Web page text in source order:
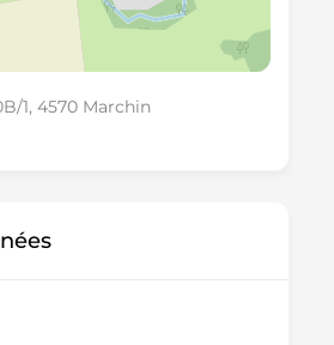
1, 4570 Marchin